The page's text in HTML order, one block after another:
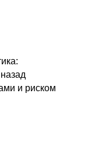
и риском